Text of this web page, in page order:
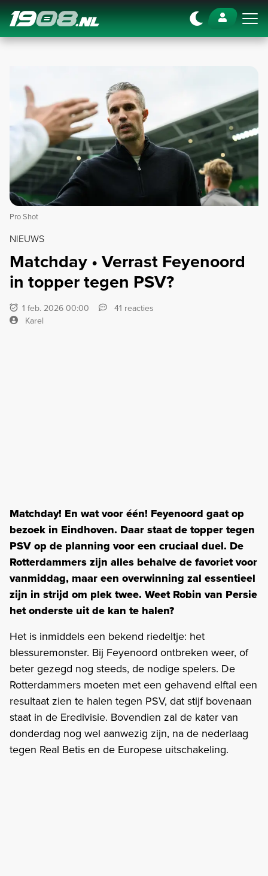
Navigation
Pro Shot
NIEUWS
Matchday • Verrast Feyenoord
in topper tegen PSV?
1 feb. 2026 00:00
41 reacties
Karel
Matchday! En wat voor één! Feyenoord gaat op
bezoek in Eindhoven. Daar staat de topper tegen
PSV op de planning voor een cruciaal duel. De
Rotterdammers zijn alles behalve de favoriet voor
vanmiddag, maar een overwinning zal essentieel
zijn in strijd om plek twee. Weet Robin van Persie
het onderste uit de kan te halen?
Het is inmiddels een bekend riedeltje: het
blessuremonster. Bij Feyenoord ontbreken weer, of
beter gezegd nog steeds, de nodige spelers. De
Rotterdammers moeten met een gehavend elftal een
resultaat zien te halen tegen PSV, dat stijf bovenaan
staat in de Eredivisie. Bovendien zal de kater van
donderdag nog wel aanwezig zijn, na de nederlaag
tegen Real Betis en de Europese uitschakeling.